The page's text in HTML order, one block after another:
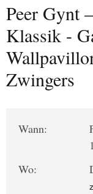
Peer Gynt
Klassik -
Zwingers
Wann:
Wo: